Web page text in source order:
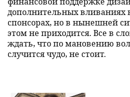
дополнительных вливаниях
спонсорах, но в нынешней
этом не приходится. Все в
ждать, что по мановению
случится чудо, не стоит.